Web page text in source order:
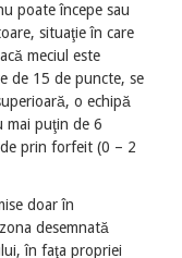
poate începe sau
situaţie în care
meciul este
de 15 de puncte, se
o echipă
mai puţin de 6
prin forfeit (0 – 2
doar în
desemnată
în faţa propriei